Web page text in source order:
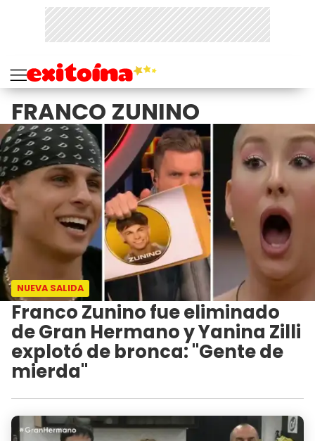
FRANCO ZUNINO
NUEVA SALIDA
Franco Zunino fue eliminado
de Gran Hermano y Yanina Zilli
explotó de bronca: "Gente de
mierda"